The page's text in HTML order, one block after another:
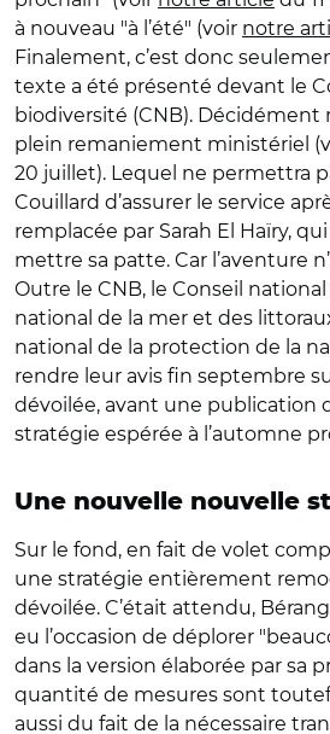
à nouveau "à l’été" (voir notre
Finalement, c’est donc
texte a été présenté devant le
biodiversité (CNB). Décidément
plein remaniement ministériel
20 juillet). Lequel ne permettra
Couillard d’assurer le service
remplacée par Sarah El Haïry,
mettre sa patte. Car l’aventure
Outre le CNB, le Conseil national
national de la mer et des
national de la protection de la
rendre leur avis fin septembre
dévoilée, avant une publication
stratégie espérée à l’automne
Une nouvelle nouvelle
Sur le fond, en fait de volet
une stratégie entièrement
dévoilée. C’était attendu,
eu l’occasion de déplorer
dans la version élaborée par sa
quantité de mesures sont
aussi du fait de la nécessaire